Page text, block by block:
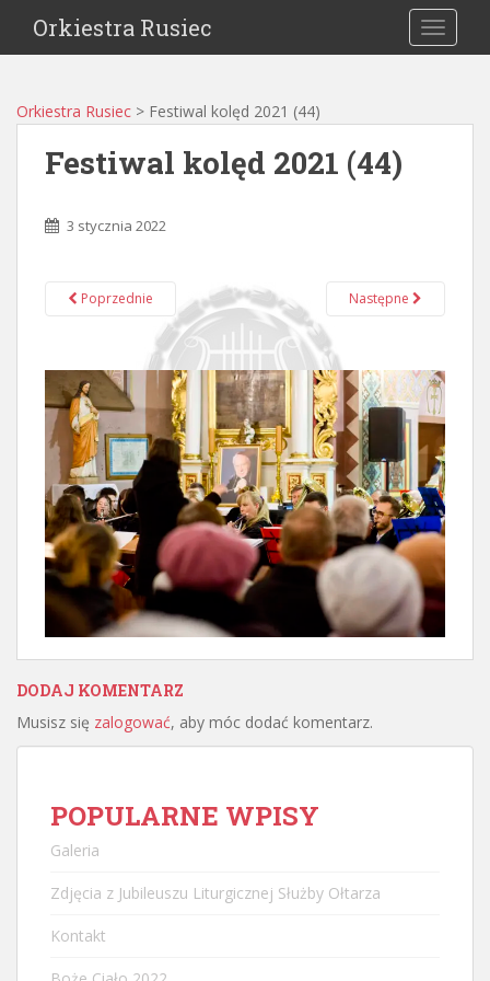
Orkiestra Rusiec
Orkiestra Rusiec > Festiwal kolęd 2021 (44)
Festiwal kolęd 2021 (44)
3 stycznia 2022
Poprzednie Następne
DODAJ KOMENTARZ
Musisz się zalogować, aby móc dodać komentarz.
POPULARNE WPISY
Galeria
Zdjęcia z Jubileuszu Liturgicznej Służby Ołtarza
Kontakt